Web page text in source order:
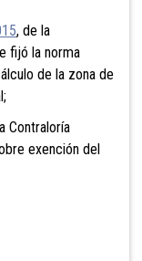
, de la
fijó la norma
de la zona de
Contraloría
exención del